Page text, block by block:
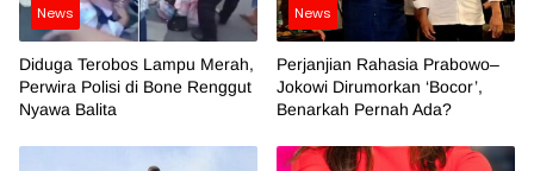
News
Diduga Terobos Lampu Merah,
Perwira Polisi di Bone Renggut
Nyawa Balita
News
Perjanjian Rahasia Prabowo–
Jokowi Dirumorkan ‘Bocor’,
Benarkah Pernah Ada?